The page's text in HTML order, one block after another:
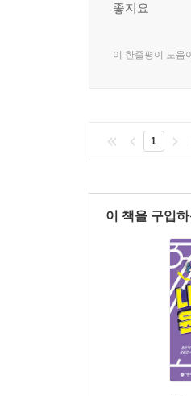
좋지요
이 한줄평이 도움
1
이 책을 구입